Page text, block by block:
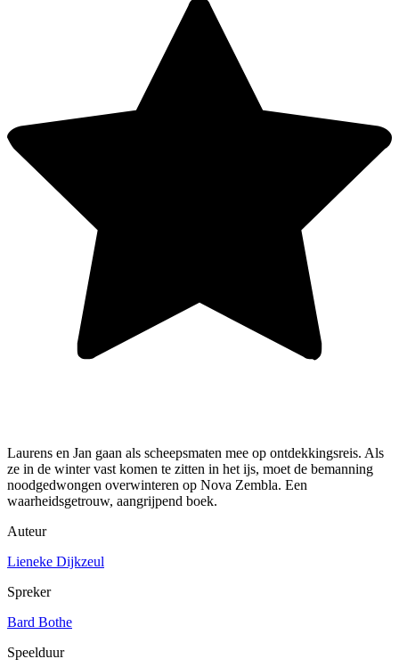
Laurens en Jan gaan als scheepsmaten mee op ontdekkingsreis. Als
ze in de winter vast komen te zitten in het ijs, moet de bemanning
noodgedwongen overwinteren op Nova Zembla. Een
waarheidsgetrouw, aangrijpend boek.
Auteur
Lieneke Dijkzeul
Spreker
Bard Bothe
Speelduur